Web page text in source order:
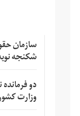
سازمان
شکنجه
دو
وزارت